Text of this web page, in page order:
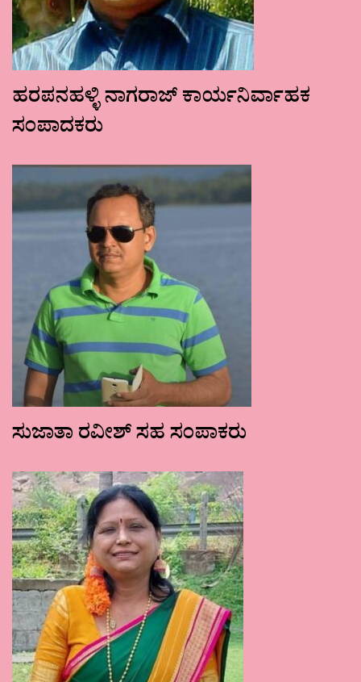
ಹರಪನಹಳ್ಳಿ ನಾಗರಾಜ್ ಕಾರ್ಯನಿರ್ವಾಹಕ
ಸಂಪಾದಕರು
ಸುಜಾತಾ ರವೀಶ್ ಸಹ ಸಂಪಾಕರು